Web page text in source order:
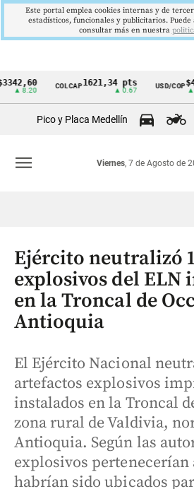
Cintillo
Colombia
COLCAP1621,34 pts USD/COP$4178
▲ 0.42
Pico y Placa Medellín
Viernes, 7 de Agosto de
menu
Ejército neutralizó
explosivos del ELN
en la Troncal de
Antioquia
El Ejército Nacional
artefactos explosivos
instalados en la Troncal
zona rural de Valdivia,
Antioquia. Según las
explosivos pertenecerían
habrían sido ubicados
Este portal emplea cookies internas y de
estadísticos, funcionales y publicitarios. Puede
consultar más en nuestra